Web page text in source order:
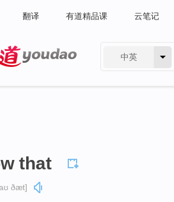
翻译 有道精品课 云笔记
中英
that
ðæt]